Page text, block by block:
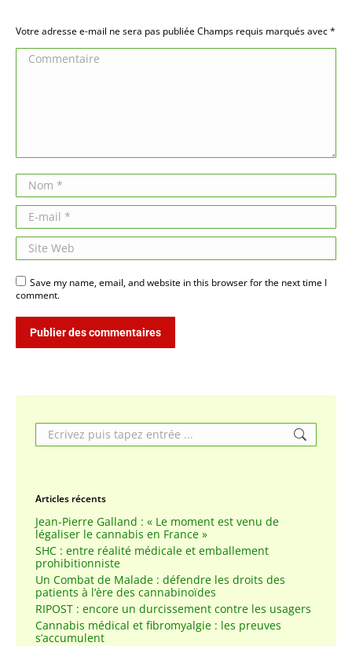
Votre adresse e-mail ne sera pas publiée Champs requis marqués avec*
Commentaire
Nom *
E-mail *
Site Web
Save my name, email, and website in this browser for the next time I
comment.
Publier des commentaires
Search:
Articles récents
Jean-Pierre Galland : « Le moment est venu de
légaliser le cannabis en France »
SHC : entre réalité médicale et emballement
prohibitionniste
Un Combat de Malade : défendre les droits des
patients à l’ère des cannabinoïdes
RIPOST : encore un durcissement contre les usagers
Cannabis médical et fibromyalgie : les preuves
s’accumulent